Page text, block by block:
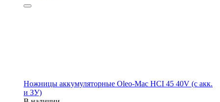
Ножницы аккумуляторные Oleo-Mac HCI 45 40V (с акк.
и ЗУ)